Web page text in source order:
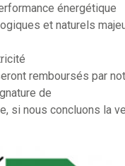
énergétique
et naturels
remboursés par
de
si nous concluons la